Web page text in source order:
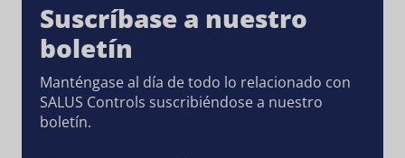
Suscríbase a nuestro
boletín
Manténgase al día de todo lo relacionado con
SALUS Controls suscribiéndose a nuestro
boletín.